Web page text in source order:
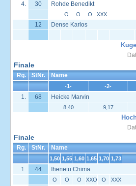
4. 30 Rohde Benedikt
O O O XXX
12 Dense Karlos
Finale
Rg. StNr. Name
-1- -2-
1. 68 Heicke Marvin
8,40 9,17
Finale
Rg. StNr. Name
1,50 1,55 1,60 1,65 1,70 1,73
1. 44 Ihenetu Chima
O O O XXO O XXX